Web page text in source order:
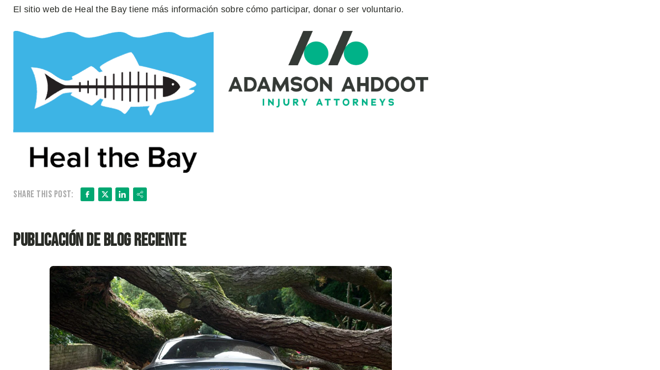
El sitio web de Heal the Bay tiene más información sobre cómo participar, donar o ser voluntario.
Share this post: Facebook
X LinkedIn
Share
Publicación de blog reciente